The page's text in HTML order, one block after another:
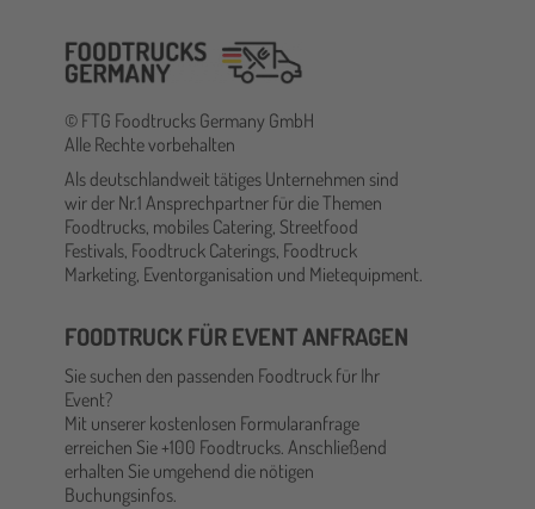
© FTG Foodtrucks Germany GmbH
Alle Rechte vorbehalten
Als deutschlandweit tätiges Unternehmen sind
wir der Nr.1 Ansprechpartner für die Themen
Foodtrucks, mobiles Catering, Streetfood
Festivals, Foodtruck Caterings, Foodtruck
Marketing, Eventorganisation und Mietequipment.
FOODTRUCK FÜR EVENT ANFRAGEN
Sie suchen den passenden Foodtruck für Ihr
Event?
Mit unserer kostenlosen Formularanfrage
erreichen Sie +100 Foodtrucks. Anschließend
erhalten Sie umgehend die nötigen
Buchungsinfos.